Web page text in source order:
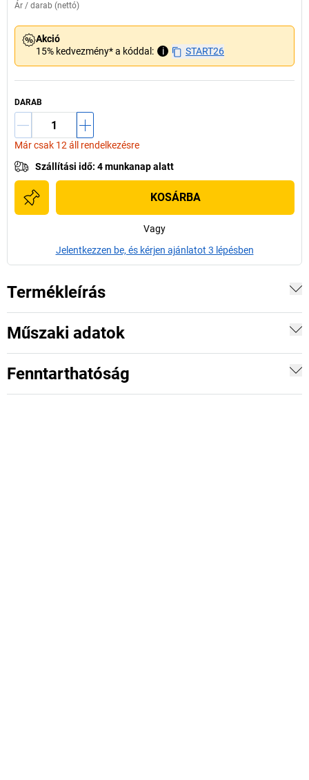
Ár / darab (nettó)
Akció
15% kedvezmény* a kóddal:
i START26
DARAB
Már csak 12 áll rendelkezésre
Szállítási idő: 4 munkanap alatt
KOSÁRBA
Vagy
Jelentkezzen be, és kérjen ajánlatot 3 lépésben
Termékleírás
Műszaki adatok
Fenntarthatóság